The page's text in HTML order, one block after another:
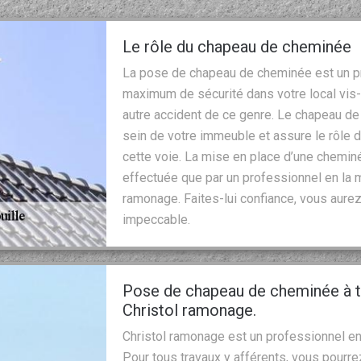
Le rôle du chapeau de cheminée
La pose de chapeau de cheminée est un
maximum de sécurité dans votre local
autre accident de ce genre. Le chapeau
sein de votre immeuble et assure le rôle
cette voie. La mise en place d’une
effectuée que par un professionnel en la
ramonage. Faites-lui confiance, vous
impeccable.
Pose de chapeau de cheminée
Christol ramonage.
Christol ramonage est un professionnel
Pour tous travaux y afférents, vous